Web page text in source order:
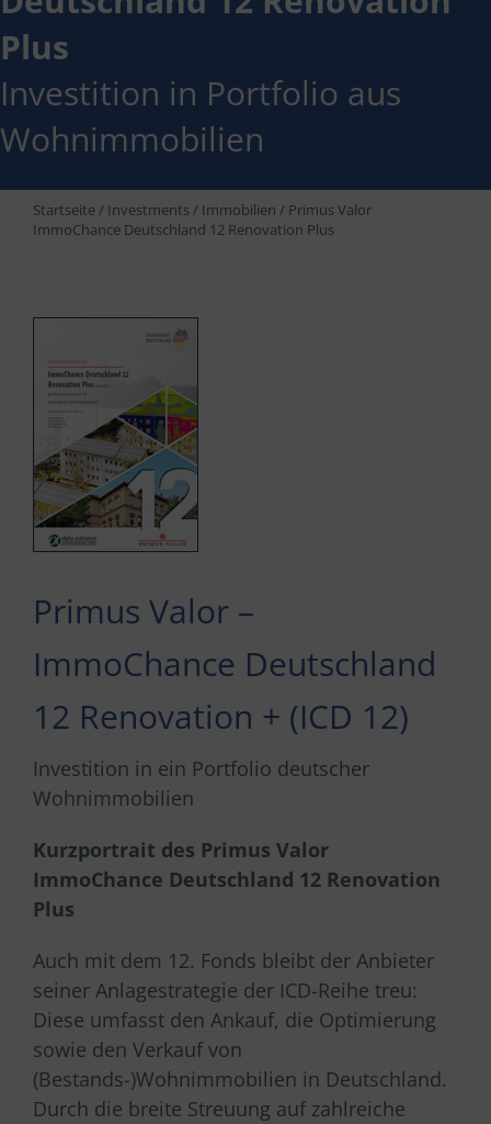
Plus
Investition in Portfolio aus
Wohnimmobilien
Startseite/ Investments/ Immobilien / Primus Valor
ImmoChance Deutschland 12 Renovation Plus
Primus Valor –
ImmoChance Deutschland
12 Renovation + (ICD 12)
Investition in ein Portfolio deutscher
Wohnimmobilien
Kurzportrait des Primus Valor
ImmoChance Deutschland 12 Renovation
Plus
Auch mit dem 12. Fonds bleibt der Anbieter
seiner Anlagestrategie der ICD-Reihe treu:
Diese umfasst den Ankauf, die Optimierung
sowie den Verkauf von
(Bestands-)Wohnimmobilien in Deutschland.
Durch die breite Streuung auf zahlreiche